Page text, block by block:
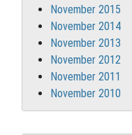
November 2015
November 2014
November 2013
November 2012
November 2011
November 2010